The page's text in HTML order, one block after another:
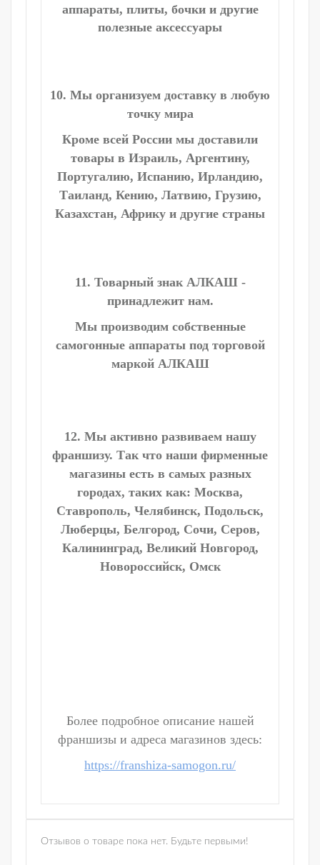
аппараты, плиты, бочки и другие
полезные аксессуары
10. Мы организуем доставку в любую
точку мира
Кроме всей России мы доставили
товары в Израиль, Аргентину,
Португалию, Испанию, Ирландию,
Таиланд, Кению, Латвию, Грузию,
Казахстан, Африку и другие страны
11. Товарный знак АЛКАШ -
принадлежит нам.
Мы производим собственные
самогонные аппараты под торговой
маркой АЛКАШ
12. Мы активно развиваем нашу
франшизу. Так что наши фирменные
магазины есть в самых разных
городах, таких как: Москва,
Ставрополь, Челябинск, Подольск,
Люберцы, Белгород, Сочи, Серов,
Калининград, Великий Новгород,
Новороссийск, Омск
Более подробное описание нашей
франшизы и адреса магазинов здесь:
https://franshiza-samogon.ru/
Отзывов о товаре пока нет. Будьте первыми!